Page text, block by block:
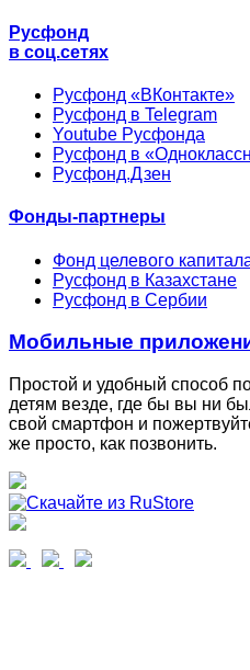
Русфонд
в соц.сетях
Русфонд «ВКонтакте»
Русфонд в Telegram
Youtube Русфонда
Русфонд в
Русфонд.Дзен
Фонды-партнеры
Фонд целевого
Русфонд в Казахстане
Русфонд в Сербии
Мобильные
Простой и удобный способ
детям везде, где бы вы ни
свой смартфон и
же просто, как позвонить.